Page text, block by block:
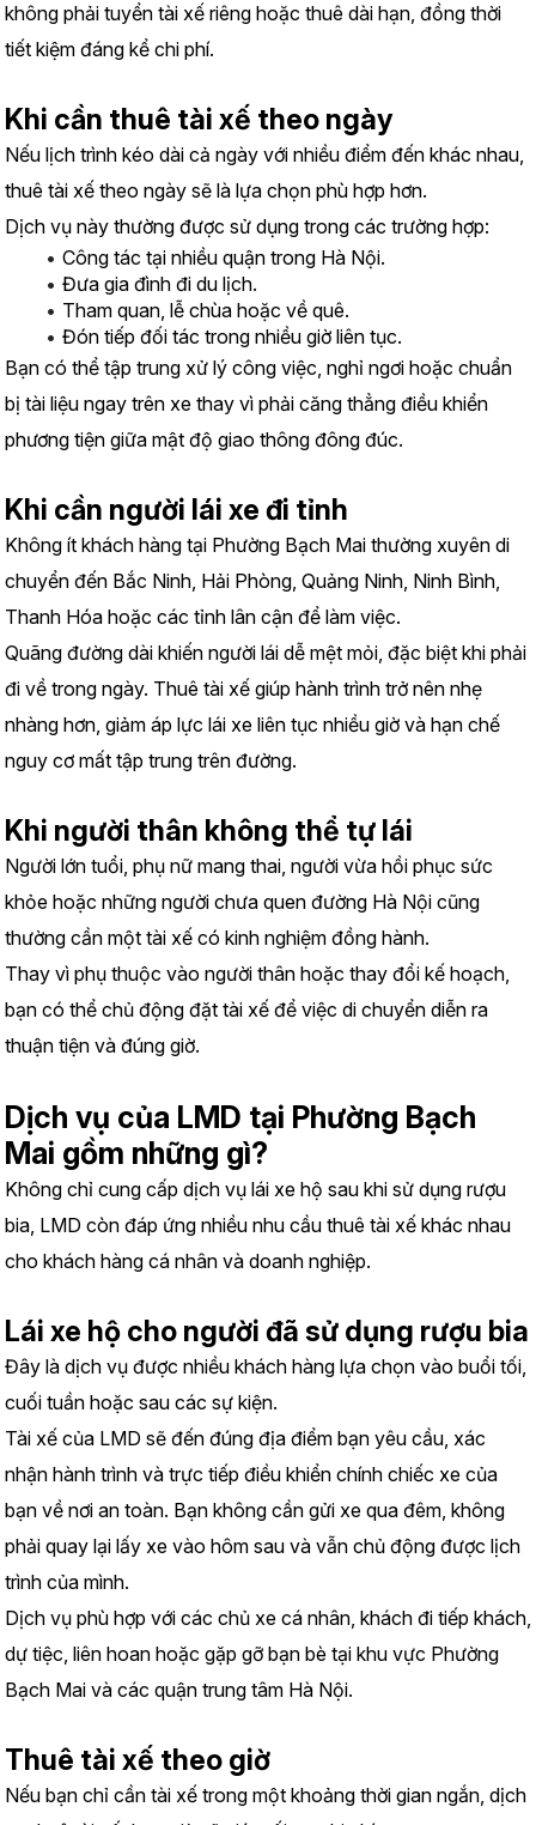
không phải tuyển tài xế riêng hoặc thuê dài hạn, đồng thời
tiết kiệm đáng kể chi phí.
Khi cần thuê tài xế theo ngày
Nếu lịch trình kéo dài cả ngày với nhiều điểm đến khác nhau,
thuê tài xế theo ngày sẽ là lựa chọn phù hợp hơn.
Dịch vụ này thường được sử dụng trong các trường hợp:
Công tác tại nhiều quận trong Hà Nội.
Đưa gia đình đi du lịch.
Tham quan, lễ chùa hoặc về quê.
Đón tiếp đối tác trong nhiều giờ liên tục.
Bạn có thể tập trung xử lý công việc, nghỉ ngơi hoặc chuẩn
bị tài liệu ngay trên xe thay vì phải căng thẳng điều khiển
phương tiện giữa mật độ giao thông đông đúc.
Khi cần người lái xe đi tỉnh
Không ít khách hàng tại Phường Bạch Mai thường xuyên di
chuyển đến Bắc Ninh, Hải Phòng, Quảng Ninh, Ninh Bình,
Thanh Hóa hoặc các tỉnh lân cận để làm việc.
Quãng đường dài khiến người lái dễ mệt mỏi, đặc biệt khi phải
đi về trong ngày. Thuê tài xế giúp hành trình trở nên nhẹ
nhàng hơn, giảm áp lực lái xe liên tục nhiều giờ và hạn chế
nguy cơ mất tập trung trên đường.
Khi người thân không thể tự lái
Người lớn tuổi, phụ nữ mang thai, người vừa hồi phục sức
khỏe hoặc những người chưa quen đường Hà Nội cũng
thường cần một tài xế có kinh nghiệm đồng hành.
Thay vì phụ thuộc vào người thân hoặc thay đổi kế hoạch,
bạn có thể chủ động đặt tài xế để việc di chuyển diễn ra
thuận tiện và đúng giờ.
Dịch vụ của LMD tại Phường Bạch
Mai gồm những gì?
Không chỉ cung cấp dịch vụ lái xe hộ sau khi sử dụng rượu
bia, LMD còn đáp ứng nhiều nhu cầu thuê tài xế khác nhau
cho khách hàng cá nhân và doanh nghiệp.
Lái xe hộ cho người đã sử dụng rượu bia
Đây là dịch vụ được nhiều khách hàng lựa chọn vào buổi tối,
cuối tuần hoặc sau các sự kiện.
Tài xế của LMD sẽ đến đúng địa điểm bạn yêu cầu, xác
nhận hành trình và trực tiếp điều khiển chính chiếc xe của
bạn về nơi an toàn. Bạn không cần gửi xe qua đêm, không
phải quay lại lấy xe vào hôm sau và vẫn chủ động được lịch
trình của mình.
Dịch vụ phù hợp với các chủ xe cá nhân, khách đi tiếp khách,
dự tiệc, liên hoan hoặc gặp gỡ bạn bè tại khu vực Phường
Bạch Mai và các quận trung tâm Hà Nội.
Thuê tài xế theo giờ
Nếu bạn chỉ cần tài xế trong một khoảng thời gian ngắn, dịch